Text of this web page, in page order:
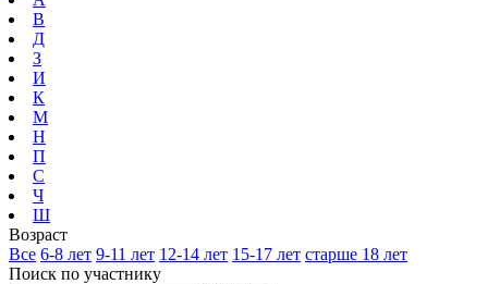
В
Д
З
И
К
М
Н
П
С
Ч
Ш
Возраст
Все 6-8 лет 9-11 лет 12-14 лет 15-17 лет старше 18 лет
Поиск по участнику